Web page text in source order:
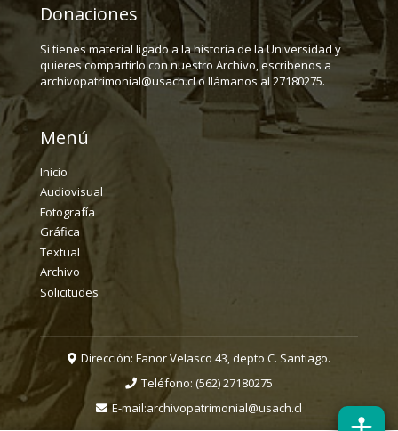
Donaciones
Si tienes material ligado a la historia de la Universidad y
quieres compartirlo con nuestro Archivo, escríbenos a
archivopatrimonial@usach.cl o llámanos al 27180275.
Menú
Inicio
Audiovisual
Fotografía
Gráfica
Textual
Archivo
Solicitudes
Dirección: Fanor Velasco 43, depto C. Santiago.
Teléfono: (562) 27180275
E-mail:archivopatrimonial@usach.cl